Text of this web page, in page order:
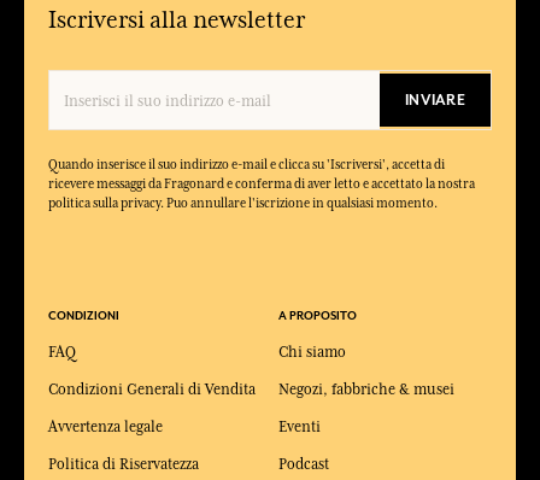
Iscriversi alla newsletter
INVIARE
Quando inserisce il suo indirizzo e-mail e clicca su 'Iscriversi', accetta di
ricevere messaggi da Fragonard e conferma di aver letto e accettato la nostra
politica sulla privacy. Puo annullare l'iscrizione in qualsiasi momento.
CONDIZIONI
FAQ
Condizioni Generali di Vendita
Avvertenza legale
Politica di Riservatezza
A PROPOSITO
Chi siamo
Negozi, fabbriche & musei
Eventi
Podcast